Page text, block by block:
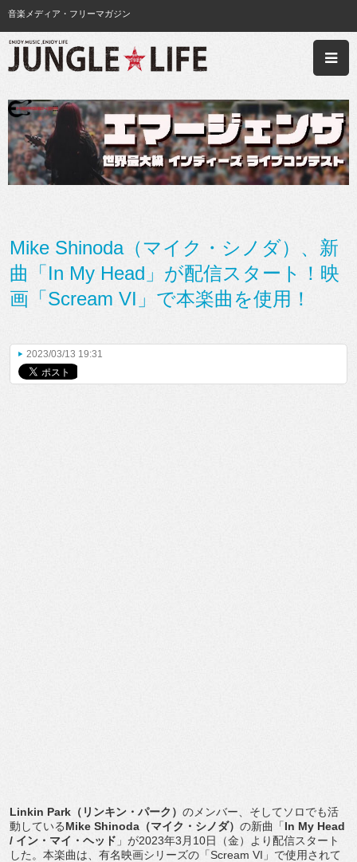
音楽メディア・フリーマガジン
Mike Shinoda（マイク・シノダ）、新
曲「In My Head」が配信スタート！映
画「Scream VI」で本楽曲を使用！
2023/03/13 19:31
Linkin Park （リンキン・パーク） のメンバー、 そしてソロでも活
動しているMike Shinoda （マイク・シノダ） の新曲「In My Head
/ イン・マイ・ヘッド 」が2023年3 月 10日（金）
より配信スタート
した。本楽曲は、有名映画シリーズの「Scream VI 」で使用されて